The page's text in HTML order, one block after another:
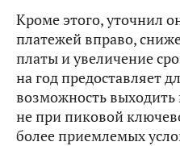
Кроме этого, уточнил
платежей вправо,
платы и увеличение
на год предоставляет
возможность
не при пиковой
более приемлемых